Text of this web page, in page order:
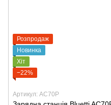
Розпродаж
Новинка
Хіт
−22%
Артикул: AC70P